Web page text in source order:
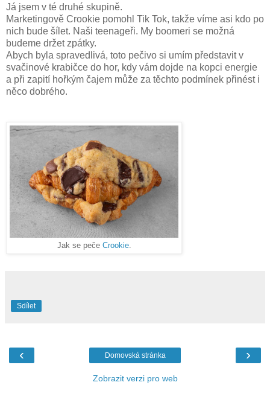
Já jsem v té druhé skupině.
Marketingově Crookie pomohl Tik Tok, takže víme asi kdo po
nich bude šílet. Naši teenageři. My boomeri se možná
budeme držet zpátky.
Abych byla spravedlivá, toto pečivo si umím představit v
svačinové krabičce do hor, kdy vám dojde na kopci energie
a při zapití hořkým čajem může za těchto podmínek přinést i
něco dobrého.
Jak se peče Crookie.
Sdílet
‹ ›
Domovská stránka
Zobrazit verzi pro web